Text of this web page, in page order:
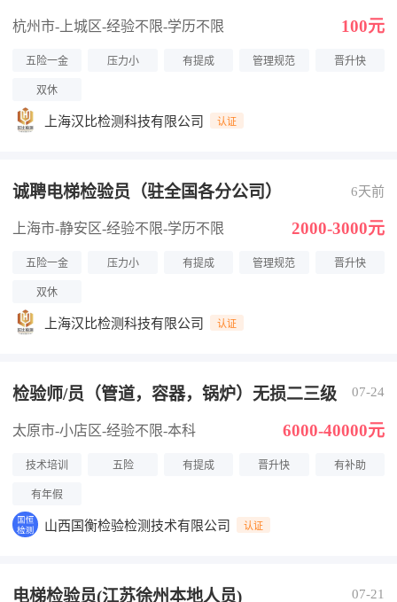
杭州市-上城区-经验不限-学历不限 100元
五险一金 压力小 有提成 管理规范 晋升快
双休
上海汉比检测科技有限公司 认证
诚聘电梯检验员（驻全国各分公司） 6天前
上海市-静安区-经验不限-学历不限 2000-3000元
五险一金 压力小 有提成 管理规范 晋升快
双休
上海汉比检测科技有限公司 认证
检验师/员（管道，容器，锅炉）无损二三级 07-24
太原市-小店区-经验不限-本科 6000-40000元
技术培训 五险 有提成 晋升快 有补助
有年假
山西国衡检验检测技术有限公司 认证
电梯检验员(江苏徐州本地人员) 07-21